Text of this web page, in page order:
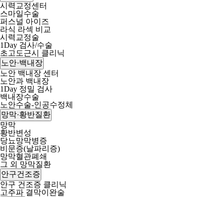
시력교정센터
스마일수술
퍼스널 아이즈
라식 라섹 비교
시력교정술
1Day 검사/수술
초고도근시 클리닉
노안·백내장
노안 백내장 센터
노안과 백내장
1Day 정밀 검사
백내장수술
노안수술-인공수정체
망막·황반질환
망막
황반변성
당뇨망막병증
비문증(날파리증)
망막혈관폐쇄
그 외 망막질환
안구건조증
안구 건조증 클리닉
고주파 결막이완술